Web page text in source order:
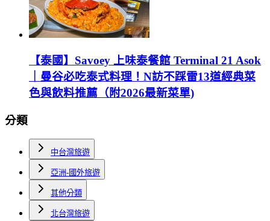
【泰國】Savoey 上味泰餐館 Terminal 21 Asok
｜曼谷必吃泰式料理！N訪不踩雷13道經典菜
色與飲料推薦（附2026最新菜單)
分類
中台灣旅遊
亞洲-國外旅遊
其他分類
北台灣旅遊